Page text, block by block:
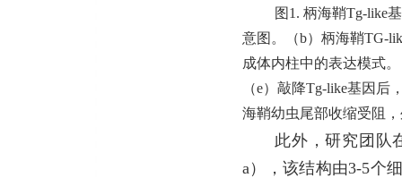
图1. 柄海鞘Tg-like
意图。（b）柄海鞘TG-
成体内柱中的表达模式
（e）敲降Tg-like基因
海鞘幼虫尾部收缩受阻
此外，研究团队
a），该结构由3-5个